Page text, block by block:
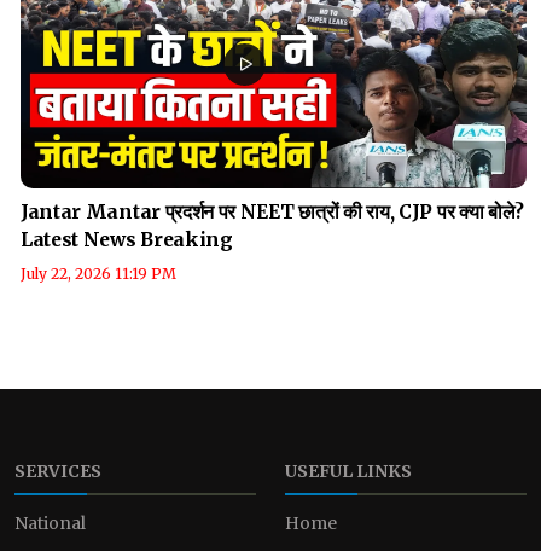
Jantar Mantar प्रदर्शन पर NEET छात्रों की राय, CJP पर क्या बोले?
Latest News Breaking
July 22, 2026 11:19 PM
SERVICES
National
USEFUL LINKS
Home